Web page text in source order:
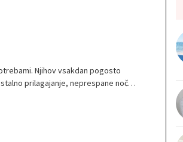
Njihov vsakdan pogosto
prilagajanje, neprespane noči